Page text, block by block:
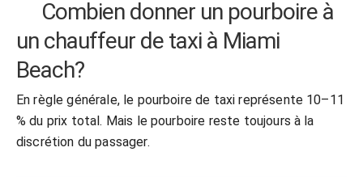
Combien donner un pourboire à
un chauffeur de taxi à Miami
Beach?
En règle générale, le pourboire de taxi représente 10–11
% du prix total. Mais le pourboire reste toujours à la
discrétion du passager.